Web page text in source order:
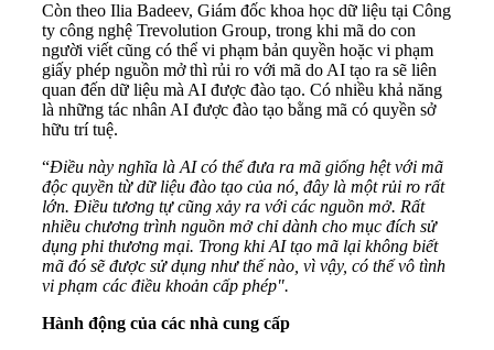
Còn theo Ilia Badeev, Giám đốc khoa học dữ liệu tại Công
ty công nghệ Trevolution Group, trong khi mã do con
người viết cũng có thể vi phạm bản quyền hoặc vi phạm
giấy phép nguồn mở thì rủi ro với mã do AI tạo ra sẽ liên
quan đến dữ liệu mà AI được đào tạo. Có nhiều khả năng
là những tác nhân AI được đào tạo bằng mã có quyền sở
hữu trí tuệ.
“Điều này nghĩa là AI có thể đưa ra mã giống hệt với mã
độc quyền từ dữ liệu đào tạo của nó, đây là một rủi ro rất
lớn. Điều tương tự cũng xảy ra với các nguồn mở. Rất
nhiều chương trình nguồn mở chỉ dành cho mục đích sử
dụng phi thương mại. Trong khi AI tạo mã lại không biết
mã đó sẽ được sử dụng như thế nào, vì vậy, có thể vô tình
vi phạm các điều khoản cấp phép".
Hành động của các nhà cung cấp